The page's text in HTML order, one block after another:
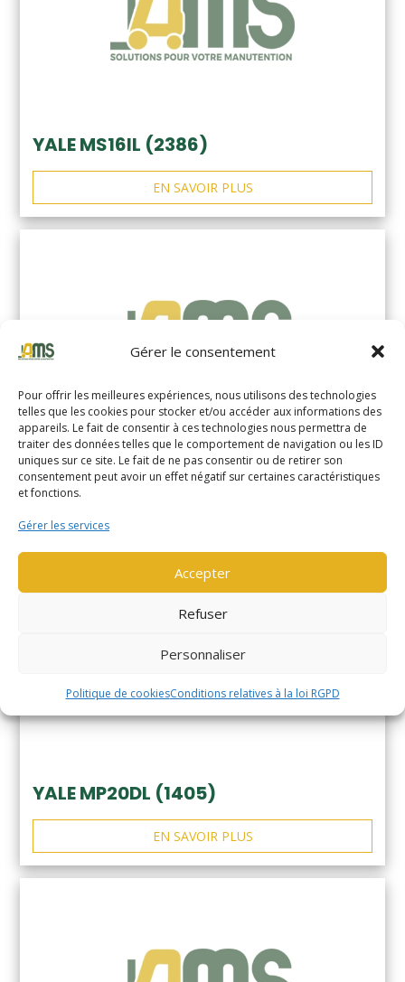
Gérer le consentement
Pour offrir les meilleures expériences, nous utilisons des technologies
telles que les cookies pour stocker et/ou accéder aux informations des
appareils. Le fait de consentir à ces technologies nous permettra de
traiter des données telles que le comportement de navigation ou les ID
uniques sur ce site. Le fait de ne pas consentir ou de retirer son
consentement peut avoir un effet négatif sur certaines caractéristiques
et fonctions.
Gérer les services
Accepter
Refuser
Personnaliser
Politique de cookiesConditions relatives à la loi RGPD
YALE MS16IL (2386)
EN SAVOIR PLUS
YALE MS14XIL (2510)
YALE MP20DL (1405)
EN SAVOIR PLUS